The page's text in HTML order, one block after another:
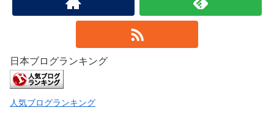
日本ブログランキング
人気ブログランキング